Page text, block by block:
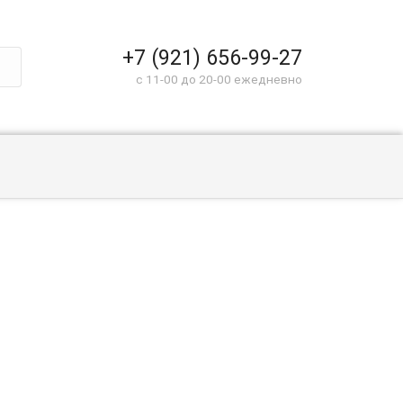
+7 (921) 656-99-27
c 11-00 до 20-00 ежедневно